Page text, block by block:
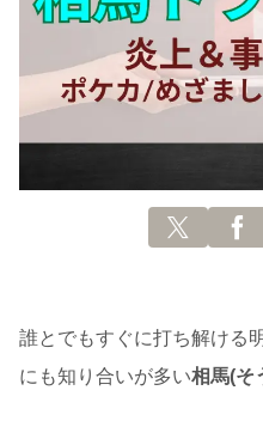
誰とでもすぐに打ち解ける
にも知り合いが多い相馬(そ